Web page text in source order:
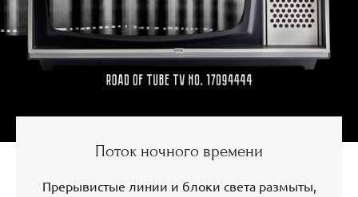
Поток ночного времени
Прерывистые линии и блоки света размыты,